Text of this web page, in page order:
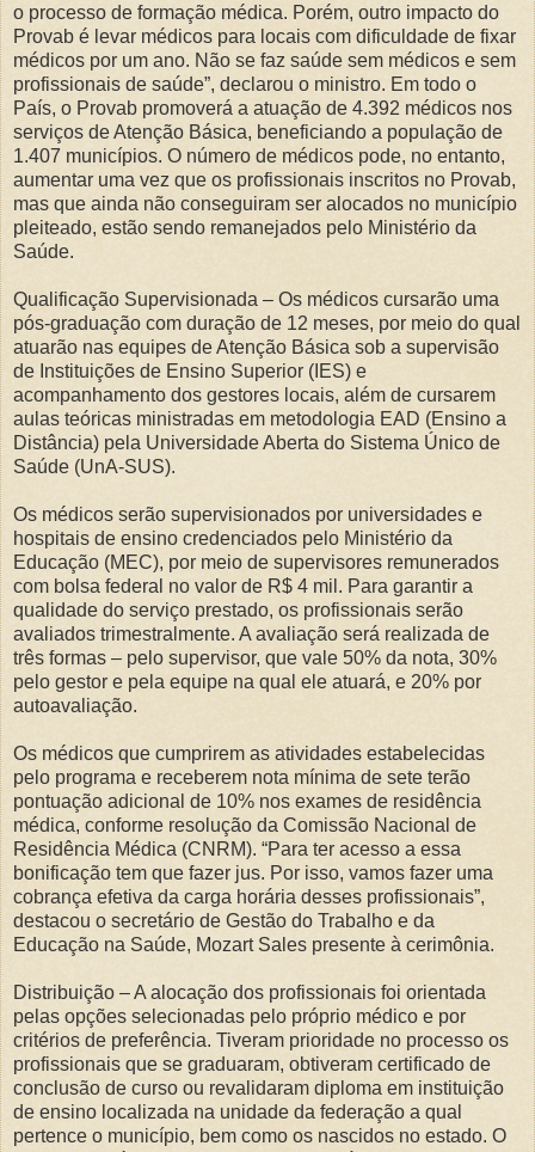
o processo de formação médica. Porém, outro impacto do
Provab é levar médicos para locais com dificuldade de fixar
médicos por um ano. Não se faz saúde sem médicos e sem
profissionais de saúde”, declarou o ministro. Em todo o
País, o Provab promoverá a atuação de 4.392 médicos nos
serviços de Atenção Básica, beneficiando a população de
1.407 municípios. O número de médicos pode, no entanto,
aumentar uma vez que os profissionais inscritos no Provab,
mas que ainda não conseguiram ser alocados no município
pleiteado, estão sendo remanejados pelo Ministério da
Saúde.
Qualificação Supervisionada – Os médicos cursarão uma
pós-graduação com duração de 12 meses, por meio do qual
atuarão nas equipes de Atenção Básica sob a supervisão
de Instituições de Ensino Superior (IES) e
acompanhamento dos gestores locais, além de cursarem
aulas teóricas ministradas em metodologia EAD (Ensino a
Distância) pela Universidade Aberta do Sistema Único de
Saúde (UnA-SUS).
Os médicos serão supervisionados por universidades e
hospitais de ensino credenciados pelo Ministério da
Educação (MEC), por meio de supervisores remunerados
com bolsa federal no valor de R$ 4 mil. Para garantir a
qualidade do serviço prestado, os profissionais serão
avaliados trimestralmente. A avaliação será realizada de
três formas – pelo supervisor, que vale 50% da nota, 30%
pelo gestor e pela equipe na qual ele atuará, e 20% por
autoavaliação.
Os médicos que cumprirem as atividades estabelecidas
pelo programa e receberem nota mínima de sete terão
pontuação adicional de 10% nos exames de residência
médica, conforme resolução da Comissão Nacional de
Residência Médica (CNRM). “Para ter acesso a essa
bonificação tem que fazer jus. Por isso, vamos fazer uma
cobrança efetiva da carga horária desses profissionais”,
destacou o secretário de Gestão do Trabalho e da
Educação na Saúde, Mozart Sales presente à cerimônia.
Distribuição – A alocação dos profissionais foi orientada
pelas opções selecionadas pelo próprio médico e por
critérios de preferência. Tiveram prioridade no processo os
profissionais que se graduaram, obtiveram certificado de
conclusão de curso ou revalidaram diploma em instituição
de ensino localizada na unidade da federação a qual
pertence o município, bem como os nascidos no estado. O